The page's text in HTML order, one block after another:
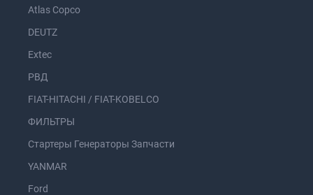
Atlas Copco
DEUTZ
Extec
РВД
FIAT-HITACHI / FIAT-KOBELCO
ФИЛЬТРЫ
Стартеры Генераторы Запчасти
YANMAR
Ford